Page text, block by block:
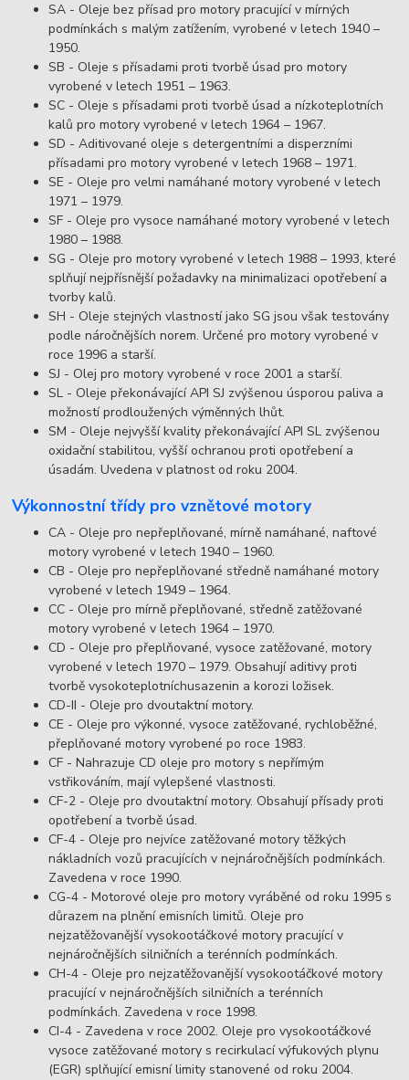
SA - Oleje bez přísad pro motory pracující v mírných
podmínkách s malým zatížením, vyrobené v letech 1940 –
1950.
SB - Oleje s přísadami proti tvorbě úsad pro motory
vyrobené v letech 1951 – 1963.
SC - Oleje s přísadami proti tvorbě úsad a nízkoteplotních
kalů pro motory vyrobené v letech 1964 – 1967.
SD - Aditivované oleje s detergentními a disperzními
přísadami pro motory vyrobené v letech 1968 – 1971.
SE - Oleje pro velmi namáhané motory vyrobené v letech
1971 – 1979.
SF - Oleje pro vysoce namáhané motory vyrobené v letech
1980 – 1988.
SG - Oleje pro motory vyrobené v letech 1988 – 1993, které
splňují nejpřísnější požadavky na minimalizaci opotřebení a
tvorby kalů.
SH - Oleje stejných vlastností jako SG jsou však testovány
podle náročnějších norem. Určené pro motory vyrobené v
roce 1996 a starší.
SJ - Olej pro motory vyrobené v roce 2001 a starší.
SL - Oleje překonávající API SJ zvýšenou úsporou paliva a
možností prodloužených výměnných lhůt.
SM - Oleje nejvyšší kvality překonávající API SL zvýšenou
oxidační stabilitou, vyšší ochranou proti opotřebení a
úsadám. Uvedena v platnost od roku 2004.
Výkonnostní třídy pro vznětové motory
CA - Oleje pro nepřeplňované, mírně namáhané, naftové
motory vyrobené v letech 1940 – 1960.
CB - Oleje pro nepřeplňované středně namáhané motory
vyrobené v letech 1949 – 1964.
CC - Oleje pro mírně přeplňované, středně zatěžované
motory vyrobené v letech 1964 – 1970.
CD - Oleje pro přeplňované, vysoce zatěžované, motory
vyrobené v letech 1970 – 1979. Obsahují aditivy proti
tvorbě vysokoteplotníchusazenin a korozi ložisek.
CD-II - Oleje pro dvoutaktní motory.
CE - Oleje pro výkonné, vysoce zatěžované, rychloběžné,
přeplňované motory vyrobené po roce 1983.
CF - Nahrazuje CD oleje pro motory s nepřímým
vstřikováním, mají vylepšené vlastnosti.
CF-2 - Oleje pro dvoutaktní motory. Obsahují přísady proti
opotřebení a tvorbě úsad.
CF-4 - Oleje pro nejvíce zatěžované motory těžkých
nákladních vozů pracujících v nejnáročnějších podmínkách.
Zavedena v roce 1990.
CG-4 - Motorové oleje pro motory vyráběné od roku 1995 s
důrazem na plnění emisních limitů. Oleje pro
nejzatěžovanější vysokootáčkové motory pracující v
nejnáročnějších silničních a terénních podmínkách.
CH-4 - Oleje pro nejzatěžovanější vysokootáčkové motory
pracující v nejnáročnějších silničních a terénních
podmínkách. Zavedena v roce 1998.
CI-4 - Zavedena v roce 2002. Oleje pro vysokootáčkové
vysoce zatěžované motory s recirkulací výfukových plynu
(EGR) splňující emisní limity stanovené od roku 2004.